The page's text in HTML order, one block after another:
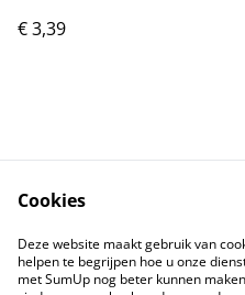
€ 3,39
Contact
Privacybeleid
Cookies
Deze website maakt gebruik van
helpen te begrijpen hoe u onze
met SumUp nog beter kunnen